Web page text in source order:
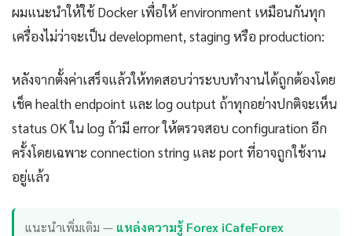
ผมแนะนำให้ใช้ Docker เพื่อให้ environment เหมือนกันทุก
เครื่องไม่ว่าจะเป็น development, staging หรือ production:
หลังจากตั้งค่าเสร็จแล้วให้ทดสอบว่าระบบทำงานได้ถูกต้องโดย
เช็ค health endpoint และ log output ถ้าทุกอย่างปกติจะเห็น
status OK ใน log ถ้ามี error ให้ตรวจสอบ configuration อีก
ครั้งโดยเฉพาะ connection string และ port ที่อาจถูกใช้งาน
อยู่แล้ว
แนะนำเพิ่มเติม — แหล่งความรู้ Forex iCafeForex